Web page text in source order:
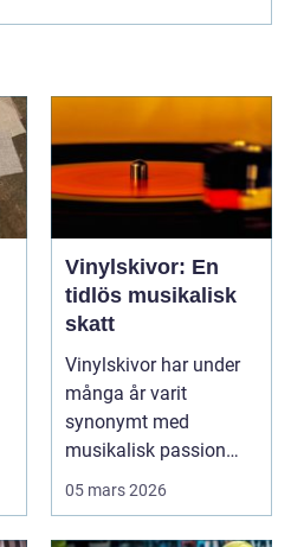
Vinylskivor: En
tidlös musikalisk
skatt
Vinylskivor har under
många år varit
synonymt med
musikalisk passion
och samlargläd...
05 mars 2026